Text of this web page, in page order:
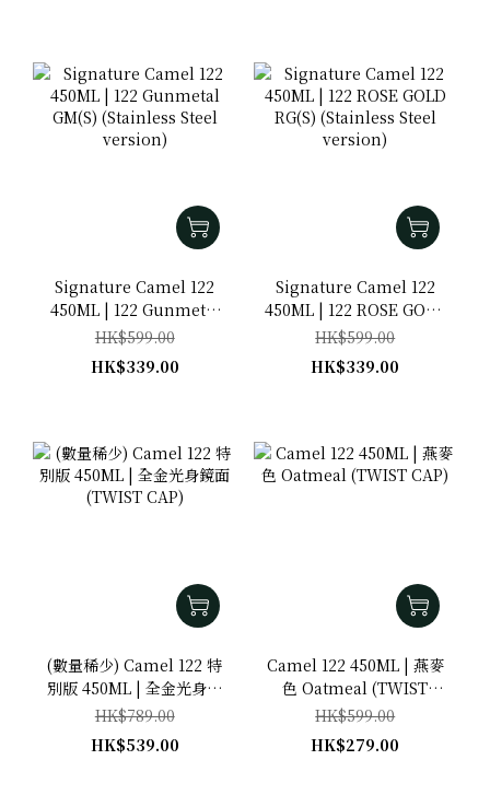
Signature Camel 122
450ML | 122 Gunmetal
GM(S) (Stainless Steel
version)
HK$599.00
HK$339.00
Signature Camel 122
450ML | 122 ROSE GOLD
RG(S) (Stainless Steel
version)
HK$599.00
HK$339.00
(數量稀少) Camel 122 特
別版 450ML | 全金光身鏡
面 (TWIST CAP)
HK$789.00
HK$539.00
Camel 122 450ML | 燕麥
色 Oatmeal (TWIST
CAP)
HK$599.00
HK$279.00